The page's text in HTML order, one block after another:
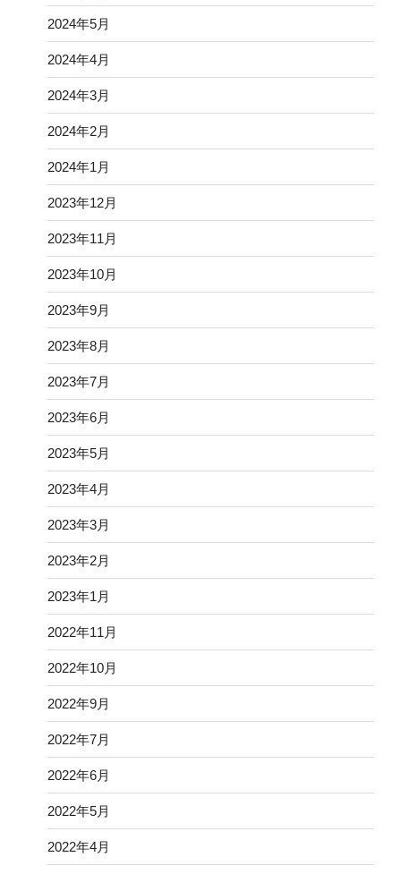
2024年5月
2024年4月
2024年3月
2024年2月
2024年1月
2023年12月
2023年11月
2023年10月
2023年9月
2023年8月
2023年7月
2023年6月
2023年5月
2023年4月
2023年3月
2023年2月
2023年1月
2022年11月
2022年10月
2022年9月
2022年7月
2022年6月
2022年5月
2022年4月